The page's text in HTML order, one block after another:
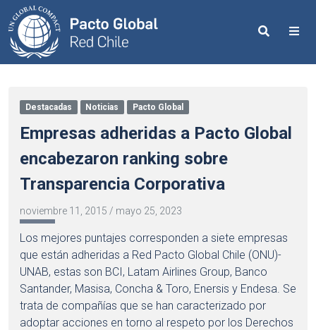
Search
Destacadas Noticias Pacto Global
Empresas adheridas a Pacto Global
encabezaron ranking sobre
Transparencia Corporativa
noviembre 11, 2015 / mayo 25, 2023
Los mejores puntajes corresponden a siete empresas
que están adheridas a Red Pacto Global Chile (ONU)-
UNAB, estas son BCI, Latam Airlines Group, Banco
Santander, Masisa, Concha & Toro, Enersis y Endesa. Se
trata de compañías que se han caracterizado por
adoptar acciones en torno al respeto por los Derechos